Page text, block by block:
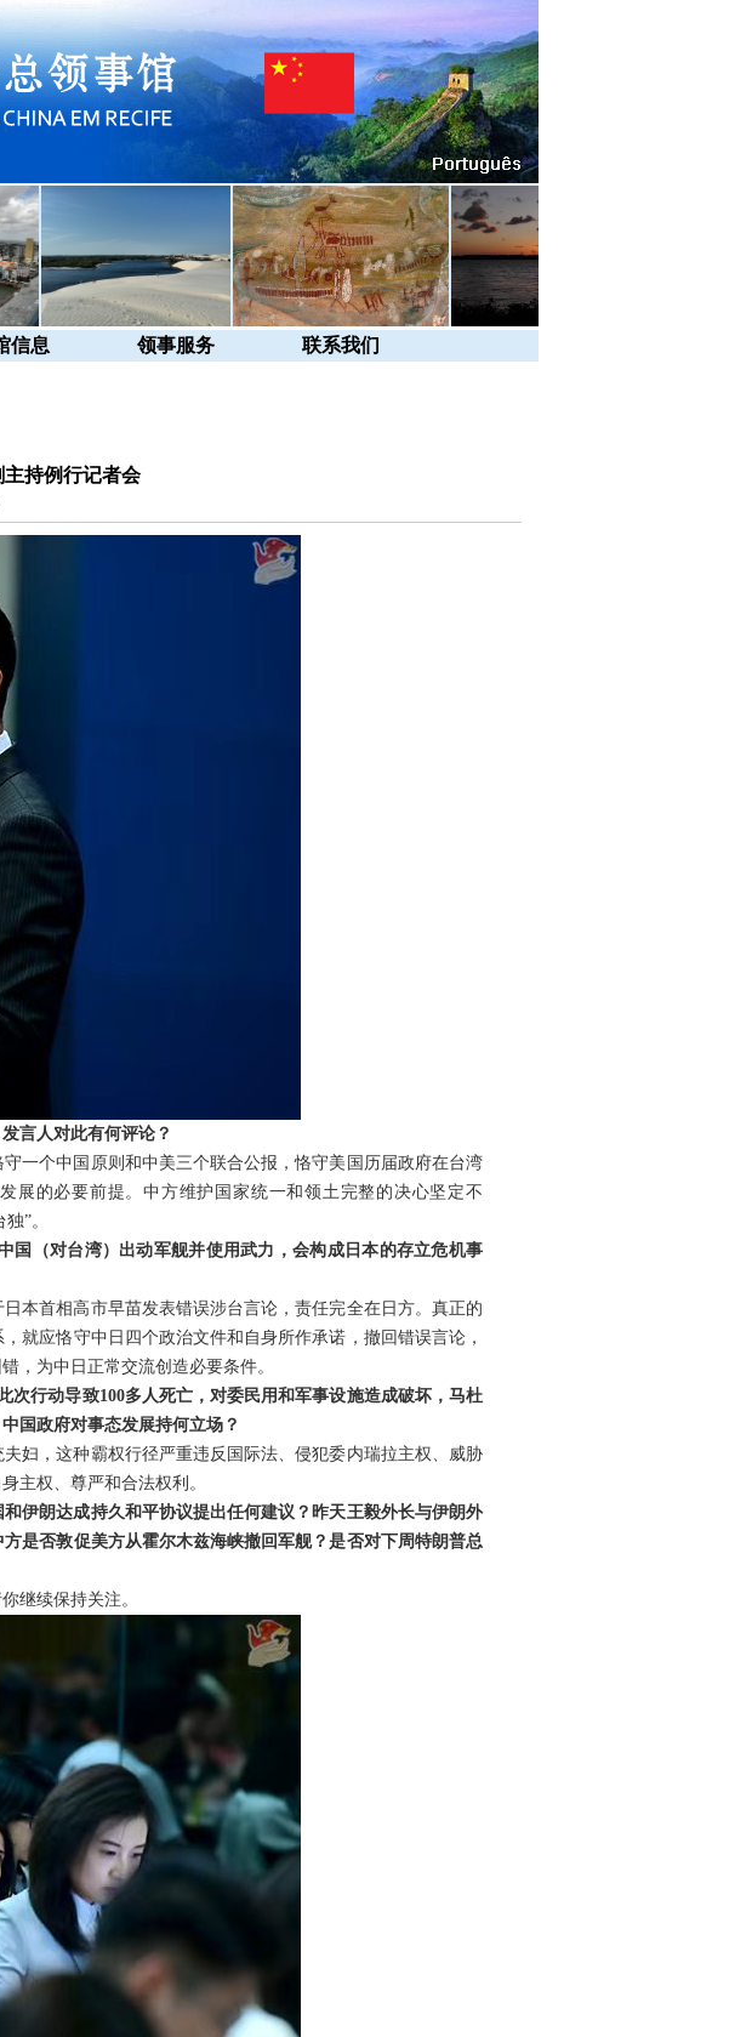
信息 领事服务 联系我们
主持例行记者会
言人对此有何评论？
一个中国原则和中美三个联合公报，恪守美国历届政府在台湾
展的必要前提。中方维护国家统一和领土完整的决心坚定不
”。
国（对台湾）出动军舰并使用武力，会构成日本的存立危机事
本首相高市早苗发表错误涉台言论，责任完全在日方。真正的
就应恪守中日四个政治文件和自身所作承诺，撤回错误言论，
，为中日正常交流创造必要条件。
行动导致100多人死亡，对委民用和军事设施造成破坏，马杜
国政府对事态发展持何立场？
妇，这种霸权行径严重违反国际法、侵犯委内瑞拉主权、威胁
主权、尊严和合法权利。
伊朗达成持久和平协议提出任何建议？昨天王毅外长与伊朗外
是否敦促美方从霍尔木兹海峡撤回军舰？是否对下周特朗普总
继续保持关注。